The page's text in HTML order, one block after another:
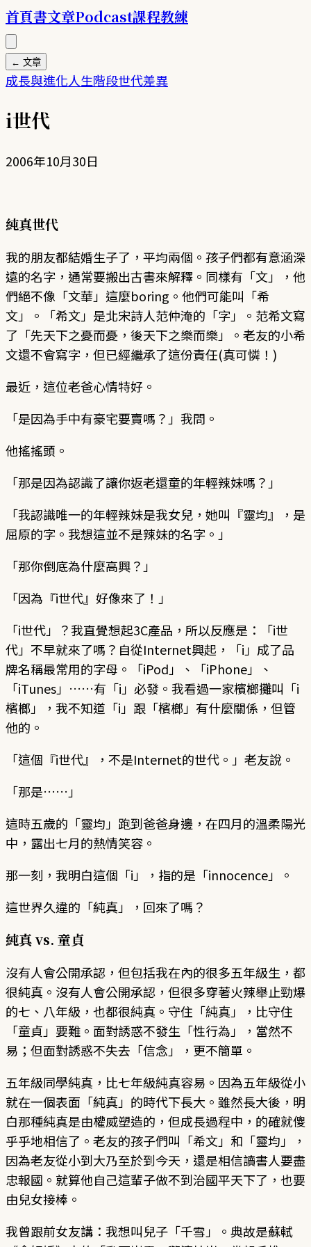
首頁書文章Podcast課程教練
← 文章
成長與進化人生階段世代差異
i世代
2006年10月30日
純真世代
我的朋友都結婚生子了，平均兩個。孩子們都有意涵深
遠的名字，通常要搬出古書來解釋。同樣有「文」，他
們絕不像「文華」這麼boring。他們可能叫「希
文」。「希文」是北宋詩人范仲淹的「字」。范希文寫
了「先天下之憂而憂，後天下之樂而樂」。老友的小希
文還不會寫字，但已經繼承了這份責任(真可憐！)
最近，這位老爸心情特好。
「是因為手中有豪宅要賣嗎？」我問。
他搖搖頭。
「那是因為認識了讓你返老還童的年輕辣妹嗎？」
「我認識唯一的年輕辣妹是我女兒，她叫『靈均』，是
屈原的字。我想這並不是辣妹的名字。」
「那你倒底為什麼高興？」
「因為『i世代』好像來了！」
「i世代」？我直覺想起3C產品，所以反應是：「i世
代」不早就來了嗎？自從Internet興起，「i」成了品
牌名稱最常用的字母。「iPod」、「iPhone」、
「iTunes」……有「i」必發。我看過一家檳榔攤叫「i
檳榔」，我不知道「i」跟「檳榔」有什麼關係，但管
他的。
「這個『i世代』，不是Internet的世代。」老友說。
「那是……」
這時五歲的「靈均」跑到爸爸身邊，在四月的溫柔陽光
中，露出七月的熱情笑容。
那一刻，我明白這個「i」，指的是「innocence」。
這世界久違的「純真」，回來了嗎？
純真 vs. 童貞
沒有人會公開承認，但包括我在內的很多五年級生，都
很純真。沒有人會公開承認，但很多穿著火辣舉止勁爆
的七、八年級，也都很純真。守住「純真」，比守住
「童貞」要難。面對誘惑不發生「性行為」，當然不
易；但面對誘惑不失去「信念」，更不簡單。
五年級同學純真，比七年級純真容易。因為五年級從小
就在一個表面「純真」的時代下長大。雖然長大後，明
白那種純真是由權威塑造的，但成長過程中，的確就傻
乎乎地相信了。老友的孩子們叫「希文」和「靈均」，
因為老友從小到大乃至於到今天，還是相信讀書人要盡
忠報國。就算他自己這輩子做不到治國平天下了，也要
由兒女接棒。
我曾跟前女友講：我想叫兒子「千雪」。典故是蘇軾